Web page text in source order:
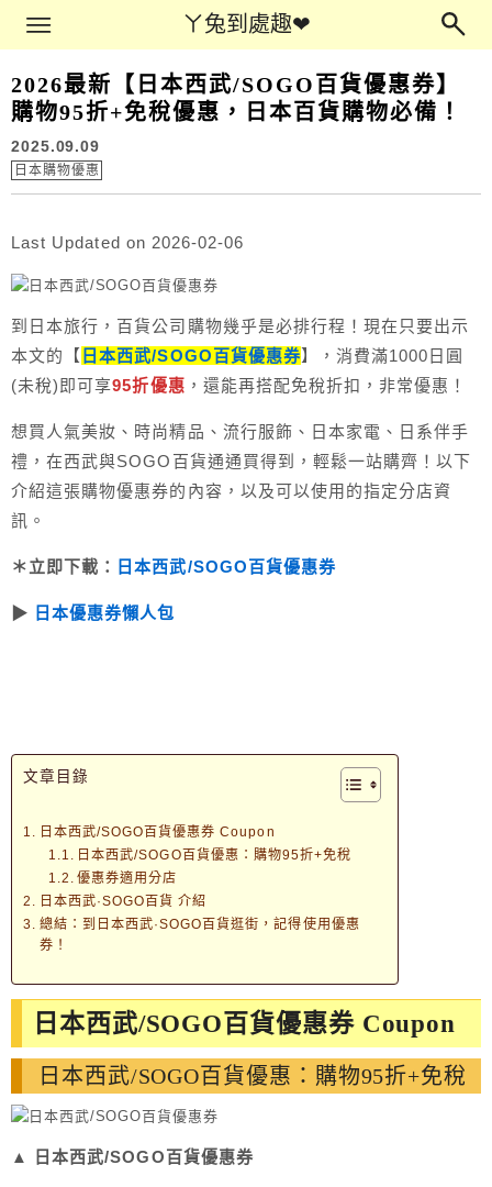
ㄚ兔到處趣❤
Main Menu
2026最新【日本西武/SOGO百貨優惠券】
購物95折+免稅優惠，日本百貨購物必備！
2025.09.09
日本購物優惠
Last Updated on 2026-02-06
到日本旅行，百貨公司購物幾乎是必排行程！現在只要出示
本文的【 日本西武/SOGO百貨優惠券】，消費滿1000日圓
(未稅)即可享95折優惠 ，還能再搭配免稅折扣，非常優惠！
想買人氣美妝、時尚精品、流行服飾、日本家電、日系伴手
禮，在西武與SOGO百貨通通買得到，輕鬆一站購齊！以下
介紹這張購物優惠券的內容，以及可以使用的指定分店資
訊。
＊立即下載： 日本西武/SOGO百貨優惠券
▶︎ 日本優惠券懶人包
文章目錄
日本西武/SOGO百貨優惠券 Coupon
日本西武/SOGO百貨優惠：購物95折+免稅
優惠券適用分店
日本西武·SOGO百貨 介紹
總結：到日本西武·SOGO百貨逛街，記得使用優惠
券！
日本西武/SOGO百貨優惠券 Coupon
日本西武/SOGO百貨優惠：購物95折+免稅
▲ 日本西武/SOGO百貨優惠券